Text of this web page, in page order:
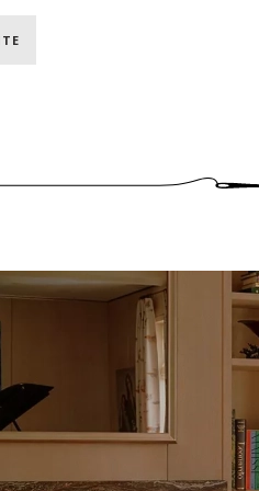
“j'ai trouvé un motif
à la planche qu'il a
demeure s’articule autour
références design
d’un espace jusque-là
lieu de convivialité et
marbre Calacatta Valgi
tendu sur les murs, ainsi
new-yorkais.